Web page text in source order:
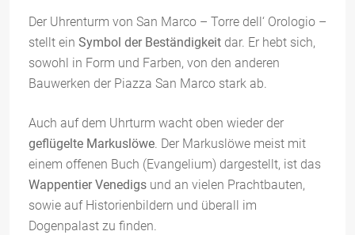
Der Uhrenturm von San Marco – Torre dell‘ Orologio –
stellt ein Symbol der Beständigkeit dar. Er hebt sich,
sowohl in Form und Farben, von den anderen
Bauwerken der Piazza San Marco stark ab.
Auch auf dem Uhrturm wacht oben wieder der
geflügelte Markuslöwe. Der Markuslöwe meist mit
einem offenen Buch (Evangelium) dargestellt, ist das
Wappentier Venedigs und an vielen Prachtbauten,
sowie auf Historienbildern und überall im
Dogenpalast zu finden.